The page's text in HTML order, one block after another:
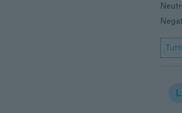
Tutti
L